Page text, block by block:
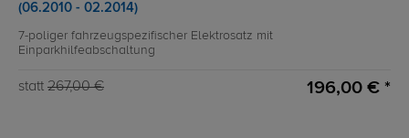
(06.2010 - 02.2014)
7-poliger fahrzeugspezifischer Elektrosatz mit
Einparkhilfeabschaltung
statt 267,00 € 196,00 € *